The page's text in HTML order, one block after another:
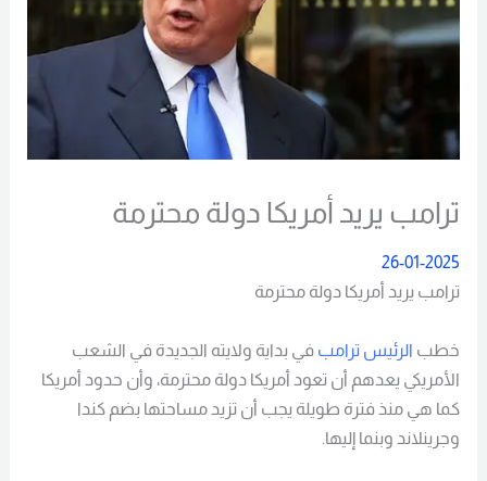
ترامب يريد أمريكا دولة محترمة
26-01-2025
ترامب يريد أمريكا دولة محترمة
خطب الرئيس ترامبفي بداية ولايته الجديدة في الشعب
الأمريكي يعدهم أن تعود أمريكا دولة محترمة، وأن حدود أمريكا
كما هي منذ فترة طويلة يجب أن تزيد مساحتها بضم كندا
وجرينلاند وبنما إليها.